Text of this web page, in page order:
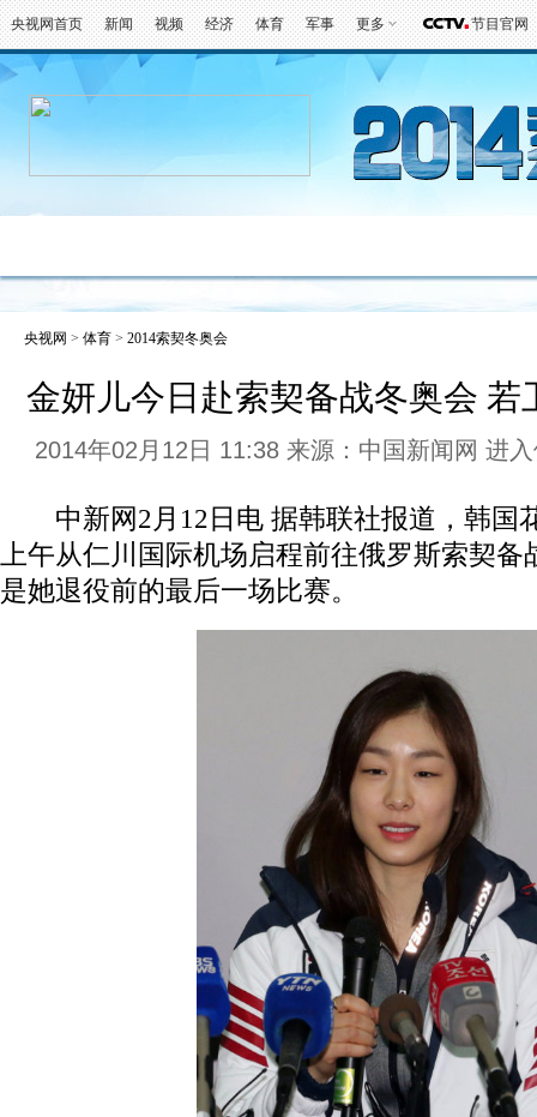
央视网首页 新闻 视频 经济 体育 军事 更多 节目官网
央视网 > 体育 > 2014索契冬奥会
金妍儿今日赴索契备战冬奥会 若
2014年02月12日 11:38 来源：中国新闻网 进
中新网2月12日电 据韩联社报道，韩国
上午从仁川国际机场启程前往俄罗斯索契
是她退役前的最后一场比赛。